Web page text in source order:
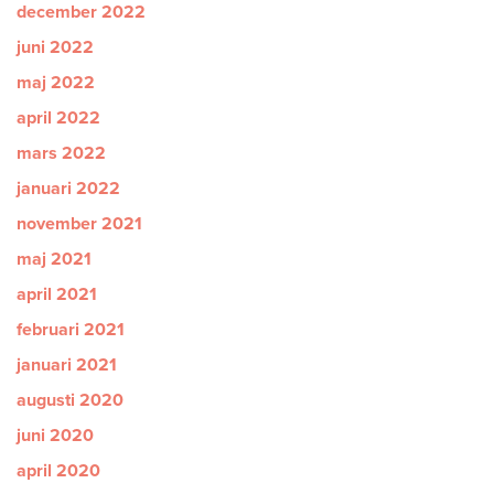
december 2022
juni 2022
maj 2022
april 2022
mars 2022
januari 2022
november 2021
maj 2021
april 2021
februari 2021
januari 2021
augusti 2020
juni 2020
april 2020